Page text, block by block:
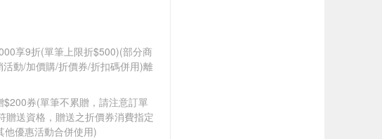
享9折(單筆上限折$500)(部分商
動/加價購/折價券/折扣碼併用)離
券(單筆不累贈，請注意訂單
贈送資格，贈送之折價券消費指定
優惠活動合併使用)